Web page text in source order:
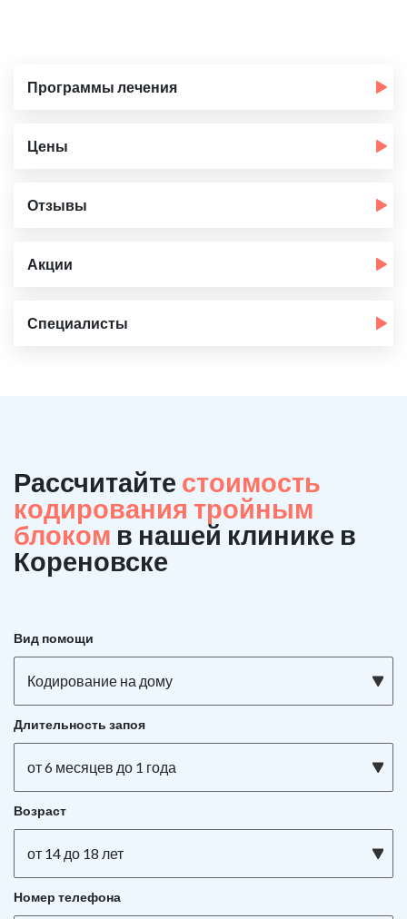
Программы лечения
Цены
Отзывы
Акции
Специалисты
Рассчитайте стоимость
кодирования тройным
блоком в нашей клинике в
Кореновске
Вид помощи
Кодирование на дому
Длительность запоя
от 6 месяцев до 1 года
Возраст
от 14 до 18 лет
Номер телефона